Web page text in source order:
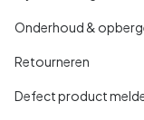
Onderhoud &
Retourneren
Defect product